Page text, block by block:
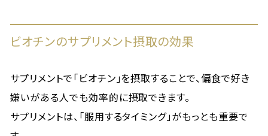
ビオチンのサプリメント摂取の効果
サプリメントで「ビオチン」を摂取することで、偏食で好き
嫌いがある人でも効率的に摂取できます。
サプリメントは、「服用するタイミング」がもっとも重要で